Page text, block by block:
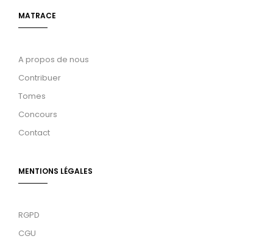
MATRACE
A propos de nous
Contribuer
Tomes
Concours
Contact
MENTIONS LÉGALES
RGPD
CGU